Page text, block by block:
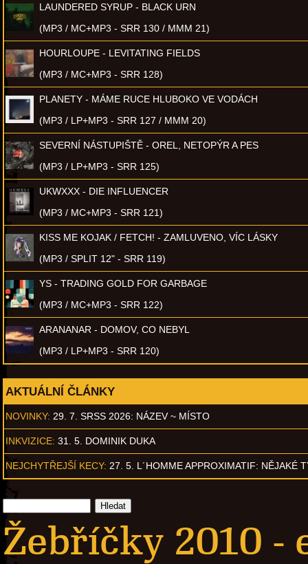
LAUNDERED SYRUP - BLACK URN
(MP3 / MC+MP3 - SRR 130 / MMM 21)
HOURLOUPE - LEVITATING FIELDS
(MP3 / MC+MP3 - SRR 128)
PLANETY - MÁME RUCE HLUBOKO VE VODÁCH
(MP3 / LP+MP3 - SRR 127 / MMM 20)
SEVERNÍ NÁSTUPIŠTĚ - OREL, NETOPÝR A PES
(MP3 / LP+MP3 - SRR 125)
UKWXXX - DIE INFLUENCER
(MP3 / MC+MP3 - SRR 121)
KISS ME KOJAK / FETCH! - ZAMLUVENO, VÍC LÁSKY
(MP3 / SPLIT 12" - SRR 119)
YS - TRADING GOLD FOR GARBAGE
(MP3 / MC+MP3 - SRR 122)
ARANANAR - DOMOV, CO NEBYL
(MP3 / LP+MP3 - SRR 120)
AKTUÁLNÍ ČLÁNKY
NOVINKY: 29. 7. SRSS 2026: NÁZEV ~ MÍSTO
INKVIZICE: 31. 5. DOMINIK DUKA
NEJCHYTŘEJŠÍ KECY: 27. 5. L´HOMME APPROXIMATIF: NĚJAKÉ
Žebříčky 2010 -